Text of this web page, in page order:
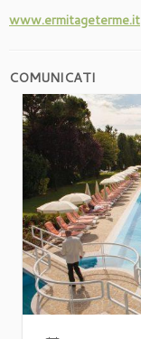
www.ermitageterme.it
COMUNICATI